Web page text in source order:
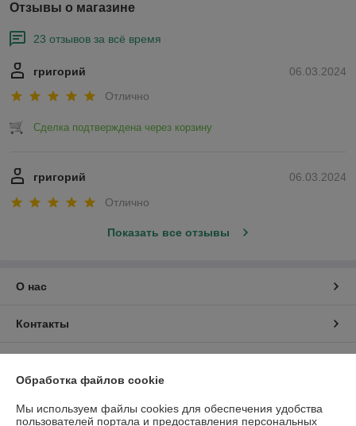
Отзывы о магазине
23 отзывов за всё время
06.03.2024
григорий
Отлично
Сделка подтверждена через корзину
06.03.2024
григорий
Отлично
Показать все отзывы
О нас
Контакты
Обработка файлов cookie
Мы используем файлы cookies для обеспечения удобства
пользователей портала и предоставления персональных